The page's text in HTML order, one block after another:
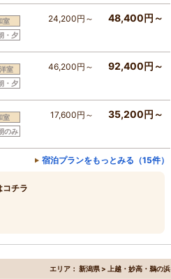
室
・夕
24,200円～ 48,400円～
室
・夕
46,200円～ 92,400円～
室
のみ
17,600円～ 35,200円～
宿泊プランをもっとみる（15件）
コチラ
エリア： 新潟県 > 上越・妙高・鵜の浜